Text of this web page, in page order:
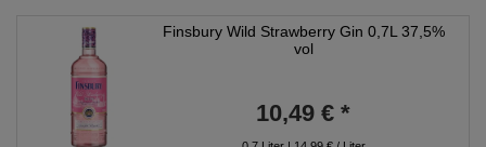
Finsbury Wild Strawberry Gin 0,7L 37,5%
vol
10,49 € *